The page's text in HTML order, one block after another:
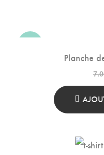
-29%
Planche